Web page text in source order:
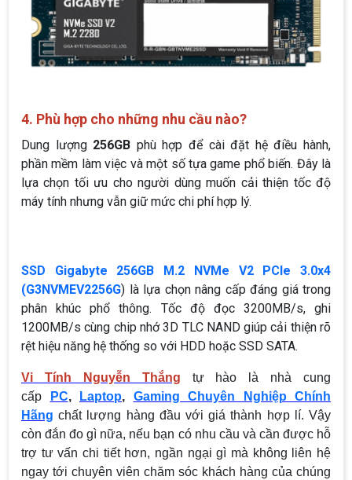
4. Phù hợp cho những nhu cầu nào?
Dung lượng 256GB phù hợp để cài đặt hệ điều hành,
phần mềm làm việc và một số tựa game phổ biến. Đây là
lựa chọn tối ưu cho người dùng muốn cải thiện tốc độ
máy tính nhưng vẫn giữ mức chi phí hợp lý.
SSD Gigabyte 256GB M.2 NVMe V2 PCIe 3.0x4
(G3NVMEV2256G) là lựa chọn nâng cấp đáng giá trong
phân khúc phổ thông. Tốc độ đọc 3200MB/s, ghi
1200MB/s cùng chip nhớ 3D TLC NAND giúp cải thiện rõ
rệt hiệu năng hệ thống so với HDD hoặc SSD SATA.
Vi Tính Nguyễn Thắng tự hào là nhà cung
cấp
PC, Laptop, Gaming Chuyên Nghiệp Chính
Hãng chất lượng hàng đầu với giá thành hợp lí. Vậy
còn đắn đo gì nữa, nếu bạn có nhu cầu và cần được hỗ
trợ tư vấn chi tiết hơn, ngần ngại gì mà không liên hệ
ngay tới chuyên viên chăm sóc khách hàng của chúng